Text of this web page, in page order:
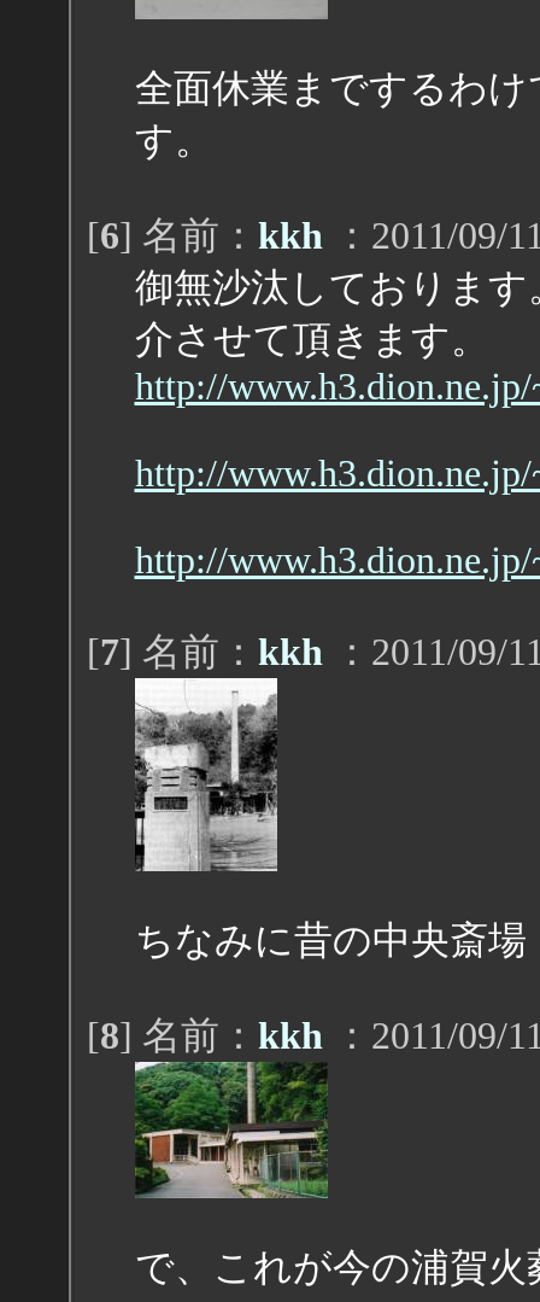
全面休業までするわ
す。
[6] 名前： kkh：2011/09/
御無沙汰しておりま
介させて頂きます。
http://
http://
http://
[7] 名前： kkh：2011/09/
ちなみに昔の中央斎場
[8] 名前： kkh：2011/09/
で、これが今の浦賀火